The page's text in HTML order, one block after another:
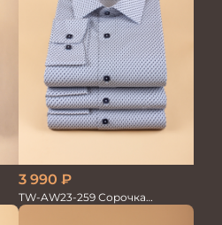
3 990 ₽
TW-AW23-259 Сорочка
мужская